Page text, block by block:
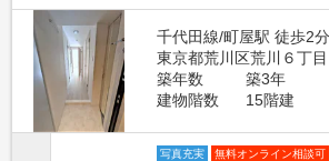
千代田線/町屋駅 徒歩2分
東京都荒川区荒川６丁目
築年数
築3年
建物階数
15階建
写真充実
無料オンライン相談可